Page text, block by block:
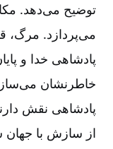
توضیح می‌‌دهد.
می‌‌پردازد. مرگ،
پادشاهی خدا و
خاطرنشان
پادشاهی نقش
از سازش با جهان